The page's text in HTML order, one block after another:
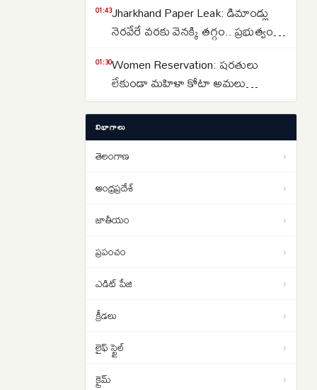
01:43Jharkhand Paper Leak: డిమాండ్లు
నెరవేరే వరకు వెనక్కి తగ్గం.. ప్రభుత్వంతో
01:30Women Reservation: షరతులు
లేకుండా మహిళా కోటా అమలు
చేయాలి.. రాహుల్ గాంధీ డిమాండ్
01:13Strait of Hormuz: హోర్ముజ్ జలసంధిని
తెరవాలంటే ఇరాన్‌తో ట్రంప్ రాజీ
పడాల్సిందే
ఇరాన్ యుద్ధం నుంచి బయటపడదాం..
ట్రంప్‌కు సెంట్కామ్ అధిపతి డాన్ కెయిన్
విభాగాలు
తెలంగాణ ›
ఆంధ్రప్రదేశ్ ›
జాతీయం ›
ప్రపంచం ›
ఎడిట్ పేజి ›
క్రీడలు ›
లైఫ్ స్టైల్ ›
క్రైమ్ ›